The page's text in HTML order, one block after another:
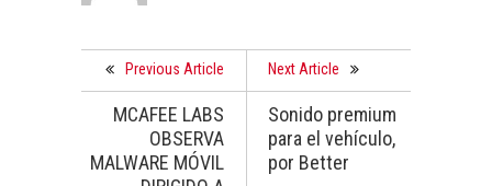
Previous Article
MCAFEE LABS
OBSERVA
MALWARE MÓVIL
Next Article
Sonido premium
para el vehículo,
por Better